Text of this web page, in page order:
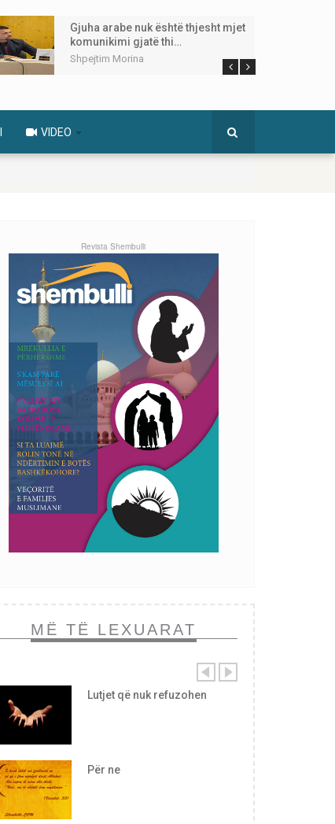
Gjuha arabe nuk është thjesht mjet
komunikimi gjatë thi…
Shpejtim Morina
VIDEO
Revista Shembulli
MË TË LEXUARAT
Lutjet që nuk refuzohen
Për ne